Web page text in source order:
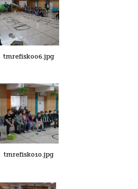
tmrefisk006.jpg
tmrefisk010.jpg